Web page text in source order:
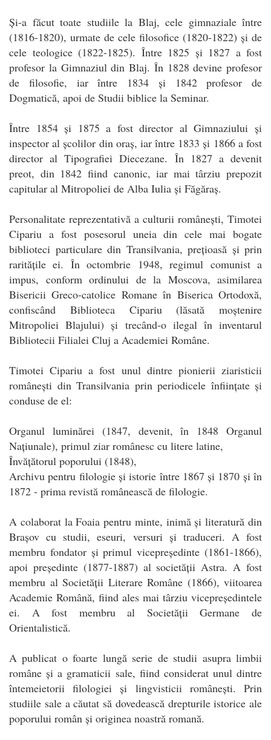
Și-a făcut toate studiile la Blaj, cele gimnaziale între
(1816-1820), urmate de cele filosofice (1820-1822) și de
cele teologice (1822-1825). Între 1825 și 1827 a fost
profesor la Gimnaziul din Blaj. În 1828 devine profesor
de filosofie, iar între 1834 și 1842 profesor de
Dogmatică, apoi de Studii biblice la Seminar.
Între 1854 și 1875 a fost director al Gimnaziului și
inspector al școlilor din oraș, iar între 1833 și 1866 a fost
director al Tipografiei Diecezane. În 1827 a devenit
preot, din 1842 fiind canonic, iar mai târziu prepozit
capitular al Mitropoliei de Alba Iulia și Făgăraș.
Personalitate reprezentativă a culturii românești, Timotei
Cipariu a fost posesorul uneia din cele mai bogate
biblioteci particulare din Transilvania, prețioasă și prin
raritățile ei. În octombrie 1948, regimul comunist a
impus, conform ordinului de la Moscova, asimilarea
Bisericii Greco-catolice Romane în Biserica Ortodoxă,
confiscând Biblioteca Cipariu (lăsată moștenire
Mitropoliei Blajului) și trecând-o ilegal în inventarul
Bibliotecii Filialei Cluj a Academiei Române.
Timotei Cipariu a fost unul dintre pionierii ziaristicii
românești din Transilvania prin periodicele înființate și
conduse de el:
Organul luminărei (1847, devenit, în 1848 Organul
Națiunale), primul ziar românesc cu litere latine,
Învățătorul poporului (1848),
Archivu pentru filologie și istorie între 1867 și 1870 și în
1872 - prima revistă românească de filologie.
A colaborat la Foaia pentru minte, inimă și literatură din
Brașov cu studii, eseuri, versuri și traduceri. A fost
membru fondator și primul vicepreședinte (1861-1866),
apoi președinte (1877-1887) al societății Astra. A fost
membru al Societății Literare Române (1866), viitoarea
Academie Română, fiind ales mai târziu vicepreședintele
ei. A fost membru al Societății Germane de
Orientalistică.
A publicat o foarte lungă serie de studii asupra limbii
române și a gramaticii sale, fiind considerat unul dintre
întemeietorii filologiei și lingvisticii românești. Prin
studiile sale a căutat să dovedească drepturile istorice ale
poporului român și originea noastră romană.